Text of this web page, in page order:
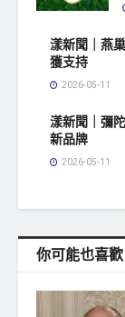
漾新聞｜燕
獲支持
2026-05-11
漾新聞｜彌
新品牌
2026-05-11
你可能也喜歡